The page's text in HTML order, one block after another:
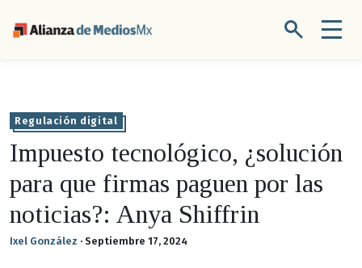
Regulación digital
Impuesto tecnológico, ¿solución
para que firmas paguen por las
noticias?: Anya Shiffrin
Ixel González · Septiembre 17, 2024